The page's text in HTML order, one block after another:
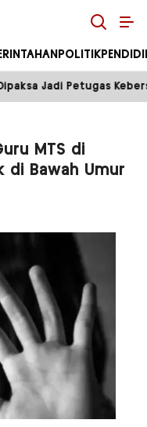
POLITIK
Tower
MTS di
di Bawah Umur